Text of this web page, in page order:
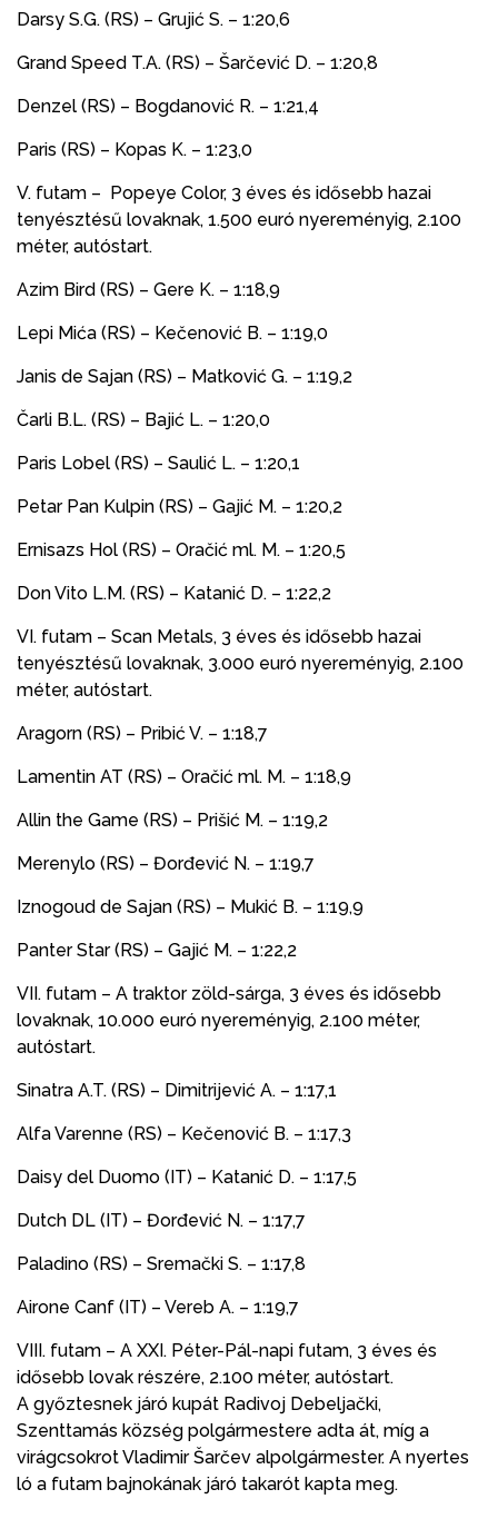
Darsy S.G. (RS) – Grujić S. – 1:20,6
Grand Speed T.A. (RS) – Šarčević D. – 1:20,8
Denzel (RS) – Bogdanović R. – 1:21,4
Paris (RS) – Kopas K. – 1:23,0
V. futam – Popeye Color, 3 éves és idősebb hazai
tenyésztésű lovaknak, 1.500 euró nyereményig, 2.100
méter, autóstart.
Azim Bird (RS) – Gere K. – 1:18,9
Lepi Mića (RS) – Kečenović B. – 1:19,0
Janis de Sajan (RS) – Matković G. – 1:19,2
Čarli B.L. (RS) – Bajić L. – 1:20,0
Paris Lobel (RS) – Saulić L. – 1:20,1
Petar Pan Kulpin (RS) – Gajić M. – 1:20,2
Ernisazs Hol (RS) – Oračić ml. M. – 1:20,5
Don Vito L.M. (RS) – Katanić D. – 1:22,2
VI. futam – Scan Metals, 3 éves és idősebb hazai
tenyésztésű lovaknak, 3.000 euró nyereményig, 2.100
méter, autóstart.
Aragorn (RS) – Pribić V. – 1:18,7
Lamentin AT (RS) – Oračić ml. M. – 1:18,9
Allin the Game (RS) – Prišić M. – 1:19,2
Merenylo (RS) – Đorđević N. – 1:19,7
Iznogoud de Sajan (RS) – Mukić B. – 1:19,9
Panter Star (RS) – Gajić M. – 1:22,2
VII. futam – A traktor zöld-sárga, 3 éves és idősebb
lovaknak, 10.000 euró nyereményig, 2.100 méter,
autóstart.
Sinatra A.T. (RS) – Dimitrijević A. – 1:17,1
Alfa Varenne (RS) – Kečenović B. – 1:17,3
Daisy del Duomo (IT) – Katanić D. – 1:17,5
Dutch DL (IT) – Đorđević N. – 1:17,7
Paladino (RS) – Sremački S. – 1:17,8
Airone Canf (IT) – Vereb A. – 1:19,7
VIII. futam – A XXI. Péter-Pál-napi futam, 3 éves és
idősebb lovak részére, 2.100 méter, autóstart.
A győztesnek járó kupát Radivoj Debeljački,
Szenttamás község polgármestere adta át, míg a
virágcsokrot Vladimir Šarčev alpolgármester. A nyertes
ló a futam bajnokának járó takarót kapta meg.